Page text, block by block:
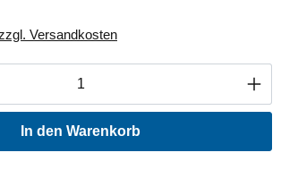
Versandkosten
Gib den gewünschten
In den Warenkorb